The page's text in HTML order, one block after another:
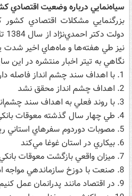
سياه‌نمايي درباره وضعيت اقتصادي
بزرگنمايي مشکلات اقتصادي کشور
نيز طي هفته‌ها و ماه‌هاي اخير شدت
نگاهي به تيتر اخبار منتشره در اين
1. با اهداف سند چشم انداز فاصله داريم
2. اهداف چشم انداز محقق نشد
3. با روند فعلي به اهداف سند چشم‌انداز نمي‌رسيم
4. طي چهار سال گذشته معوقات بانکي 5 برابر شده است
5. مصوبات دوردوم سفرهاي استاني رياست جمهوري اجرا نشده است
6. بيکاري در استان غوغا مي‌کند
7. ميزان واقعي بازگشت معوقات بانکي حدود 10 درصد است نه 30 درصد
8. صنعت با دوزخ سازماندهي مواجه است
9. در اقتصاد مانند پدرانمان عمل کنيم